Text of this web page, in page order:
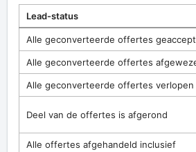
Lead-status
Alle geconverteerde offertes
Alle geconverteerde offertes
Alle geconverteerde offertes verlopen
Deel van de offertes is afgerond
Alle offertes afgehandeld inclusief